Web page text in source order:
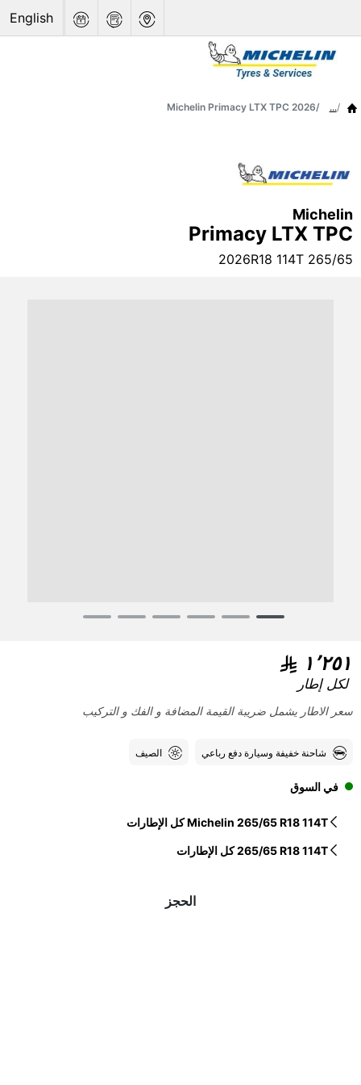
English
...
Michelin Primacy LTX TPC 2026
Michelin
Primacy LTX TPC
265/65 R18 114T
2026
6
١٬٢٥١
لكل إطار
سعر الاطار يشمل ضريبة القيمة المضافة و الفك و التركيب
شاحنة خفيفة وسيارة دفع رباعي الصيف
في السوق
كل الإطارات Michelin 265/65 R18 114T
كل الإطارات‎ 265/65 R18 114T
الحجز